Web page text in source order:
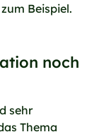
Beispiel.
noch
sehr
Thema